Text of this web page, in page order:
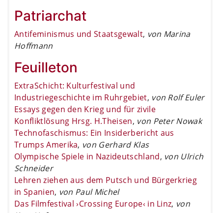
Patriarchat
Antifeminismus und Staatsgewalt, von Marina
Hoffmann
Feuilleton
ExtraSchicht: Kulturfestival und
Industriegeschichte im Ruhrgebiet, von Rolf Euler
Essays gegen den Krieg und für zivile
Konfliktlösung Hrsg. H.Theisen, von Peter Nowak
Technofaschismus: Ein Insiderbericht aus
Trumps Amerika, von Gerhard Klas
Olympische Spiele in Nazideutschland, von Ulrich
Schneider
Lehren ziehen aus dem Putsch und Bürgerkrieg
in Spanien, von Paul Michel
Das Filmfestival ›Crossing Europe‹ in Linz, von